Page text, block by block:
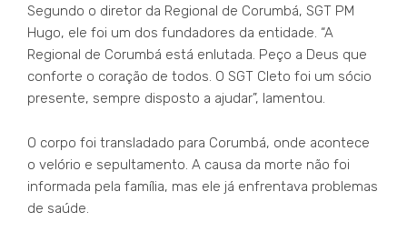
Segundo o diretor da Regional de Corumbá, SGT PM
Hugo, ele foi um dos fundadores da entidade. “A
Regional de Corumbá está enlutada. Peço a Deus que
conforte o coração de todos. O SGT Cleto foi um sócio
presente, sempre disposto a ajudar”, lamentou.
O corpo foi transladado para Corumbá, onde acontece
o velório e sepultamento. A causa da morte não foi
informada pela família, mas ele já enfrentava problemas
de saúde.